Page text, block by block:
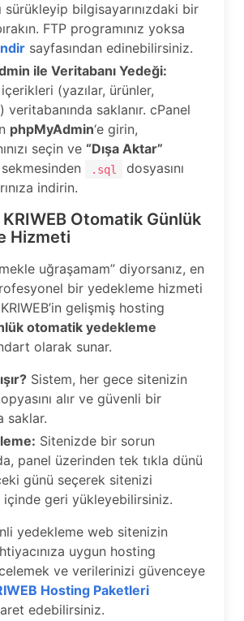
sürükleyip bilgisayarınızdaki bir
FTP programınız yoksa
sayfasından edinebilirsiniz.
ile Veritabanı Yedeği:
(yazılar, ürünler,
veritabanında saklanır. cPanel
phpMyAdmin‘e girin,
seçin ve “Dışa Aktar”
.sql
dosyasını
indirin.
Otomatik Günlük
Hizmeti
uğraşamam” diyorsanız, en
bir yedekleme hizmeti
gelişmiş hosting
otomatik yedekleme
olarak sunar.
Sistem, her gece sitenizin
alır ve güvenli bir
saklar.
Sitenizde bir sorun
panel üzerinden tek tıkla dünü
günü seçerek sitenizi
içinde geri yükleyebilirsiniz.
yedekleme web sitenizin
uygun hosting
ve verilerinizi güvenceye
Hosting Paketleri
edebilirsiniz.